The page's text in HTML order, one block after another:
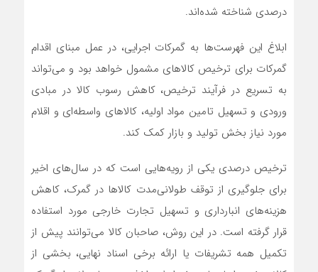
درصدی شناخته شده‌اند.
ابلاغ این فهرست‌ها به گمرکات اجرایی، در عمل مبنای اقدام
گمرکات برای ترخیص کالاهای مشمول خواهد بود و می‌تواند
به تسریع در فرآیند ترخیص، کاهش رسوب کالا در مبادی
ورودی و تسهیل تامین مواد اولیه، کالاهای واسطه‌ای و اقلام
مورد نیاز بخش تولید و بازار کمک کند.
ترخیص درصدی یکی از رویه‌هایی است که در سال‌های اخیر
برای جلوگیری از توقف طولانی‌مدت کالاها در گمرک، کاهش
هزینه‌های انبارداری و تسهیل تجارت خارجی مورد استفاده
قرار گرفته است. در این روش، صاحبان کالا می‌توانند پیش از
تکمیل همه تشریفات یا ارائه برخی اسناد نهایی، بخشی از